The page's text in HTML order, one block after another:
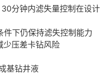
分钟内滤失量控制在设计
下仍保持滤失控制能力
压差卡钻风险
基钻井液